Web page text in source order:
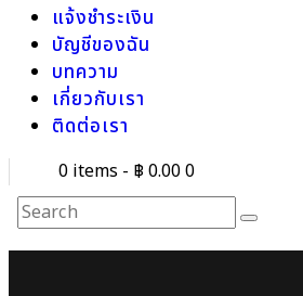
แจ้งชำระเงิน
บัญชีของฉัน
บทความ
เกี่ยวกับเรา
ติดต่อเรา
0 items - ฿ 0.000